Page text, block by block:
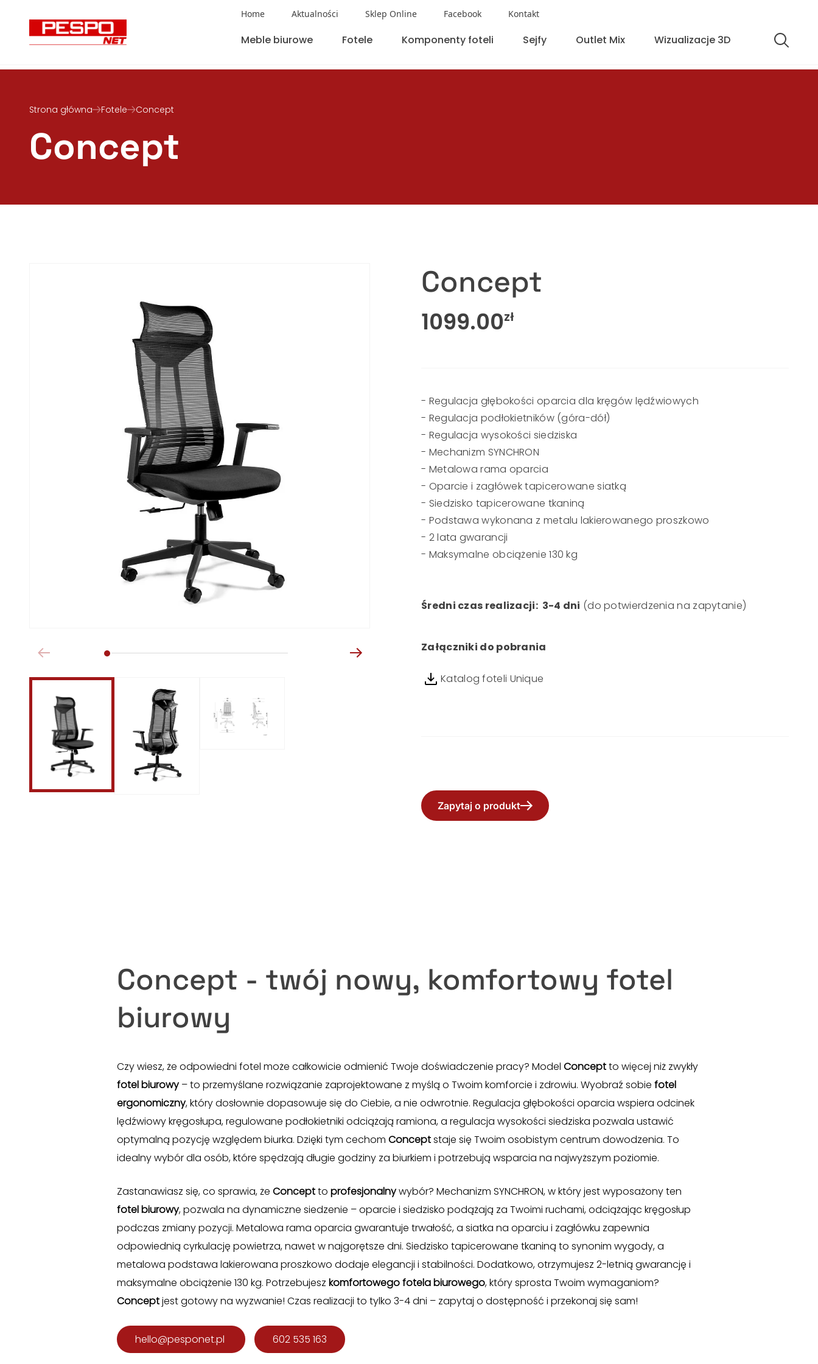
Home Aktualności Sklep Online Facebook Kontakt
Meble biurowe Fotele Komponenty foteli Sejfy Outlet Mix Wizualizacje 3D
Strona główna Fotele Concept
Concept
Concept
1099.00zł
- Regulacja głębokości oparcia dla kręgów lędźwiowych
- Regulacja podłokietników (góra-dół)
- Regulacja wysokości siedziska
- Mechanizm SYNCHRON
- Metalowa rama oparcia
- Oparcie i zagłówek tapicerowane siatką
- Siedzisko tapicerowane tkaniną
- Podstawa wykonana z metalu lakierowanego proszkowo
- 2 lata gwarancji
- Maksymalne obciążenie 130 kg
Średni czas realizacji: 3-4 dni (do potwierdzenia na zapytanie)​
Załączniki do pobrania
Katalog foteli Unique
Zapytaj o produkt
Concept - twój nowy, komfortowy fotel
biurowy
Czy wiesz, że odpowiedni fotel może całkowicie odmienić Twoje doświadczenie pracy? Model Conceptto więcej niż zwykły
fotel biurowy– to przemyślane rozwiązanie zaprojektowane z myślą o Twoim komforcie i zdrowiu. Wyobraź sobie fotel
ergonomiczny, który dosłownie dopasowuje się do Ciebie, a nie odwrotnie. Regulacja głębokości oparcia wspiera odcinek
lędźwiowy kręgosłupa, regulowane podłokietniki odciążają ramiona, a regulacja wysokości siedziska pozwala ustawić
optymalną pozycję względem biurka. Dzięki tym cechom Conceptstaje się Twoim osobistym centrum dowodzenia. To
idealny wybór dla osób, które spędzają długie godziny za biurkiem i potrzebują wsparcia na najwyższym poziomie.
Zastanawiasz się, co sprawia, że Conceptto profesjonalnywybór? Mechanizm SYNCHRON, w który jest wyposażony ten
fotel biurowy, pozwala na dynamiczne siedzenie – oparcie i siedzisko podążają za Twoimi ruchami, odciążając kręgosłup
podczas zmiany pozycji. Metalowa rama oparcia gwarantuje trwałość, a siatka na oparciu i zagłówku zapewnia
odpowiednią cyrkulację powietrza, nawet w najgorętsze dni. Siedzisko tapicerowane tkaniną to synonim wygody, a
metalowa podstawa lakierowana proszkowo dodaje elegancji i stabilności. Dodatkowo, otrzymujesz 2-letnią gwarancję i
maksymalne obciążenie 130 kg. Potrzebujesz komfortowego fotela biurowego, który sprosta Twoim wymaganiom?
Conceptjest gotowy na wyzwanie! Czas realizacji to tylko 3-4 dni – zapytaj o dostępność i przekonaj się sam!
hello@pesponet.pl 602 535 163